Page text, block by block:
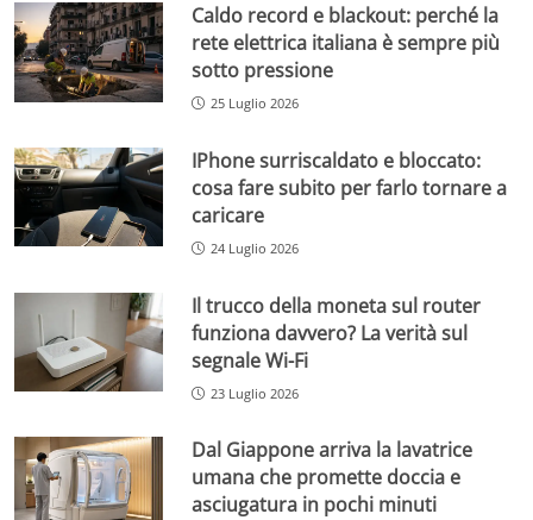
Caldo record e blackout: perché la
rete elettrica italiana è sempre più
sotto pressione
25 Luglio 2026
IPhone surriscaldato e bloccato:
cosa fare subito per farlo tornare a
caricare
24 Luglio 2026
Il trucco della moneta sul router
funziona davvero? La verità sul
segnale Wi-Fi
23 Luglio 2026
Dal Giappone arriva la lavatrice
umana che promette doccia e
asciugatura in pochi minuti